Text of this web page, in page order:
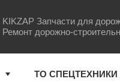
KIKZAP Запчасти для
Ремонт дорожно-
ТО СПЕЦТЕХНИКИ